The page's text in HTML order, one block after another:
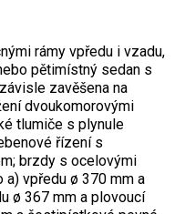
rámy vpředu i vzadu,
pětimístný sedan s
zavěšena na
dvoukomorovými
tlumiče s plynule
řízení s
brzdy s ocelovými
a) vpředu ø 370 mm a
ø 367 mm a plovoucí